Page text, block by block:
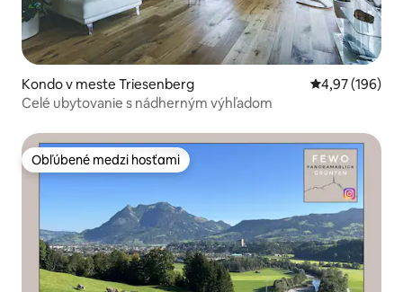
Kondo v meste Triesenberg Priemerné
4,97 (196)
Celé ubytovanie s nádherným výhľadom
Obľúbené medzi hosťami
Obľúbené medzi hosťami